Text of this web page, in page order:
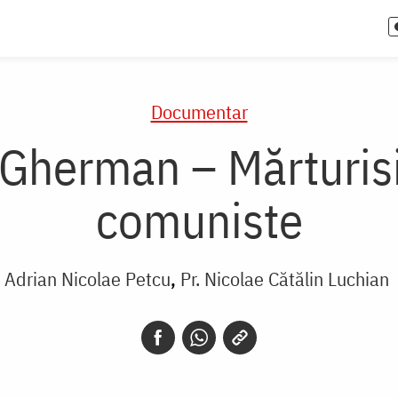
Documentar
–
comuniste
Adrian Nicolae Petcu Pr. Nicolae Cătălin Luchian